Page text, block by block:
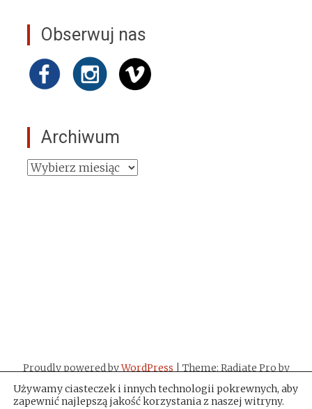
Obserwuj nas
Archiwum
Archiwum
Proudly powered byWordPress | Theme: Radiate Pro by
ThemeGrill
Używamy ciasteczek i innych technologii pokrewnych, aby
zapewnić najlepszą jakość korzystania z naszej witryny.